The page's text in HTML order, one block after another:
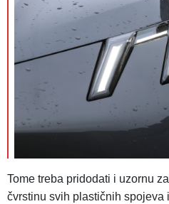
Tome treba pridodati i uzornu
čvrstinu svih plastičnih spojeva